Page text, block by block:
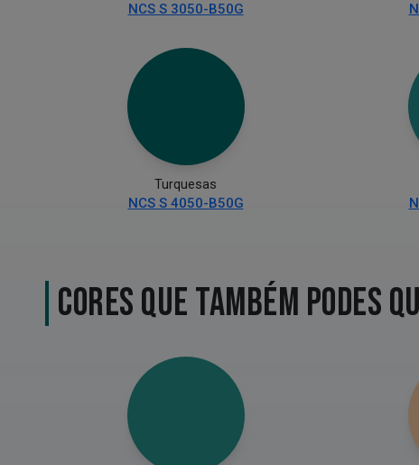
NCS S 3050-B50G
Turquesas
NCS S 4050-B50G
CORES QUE TAMBÉM PODES